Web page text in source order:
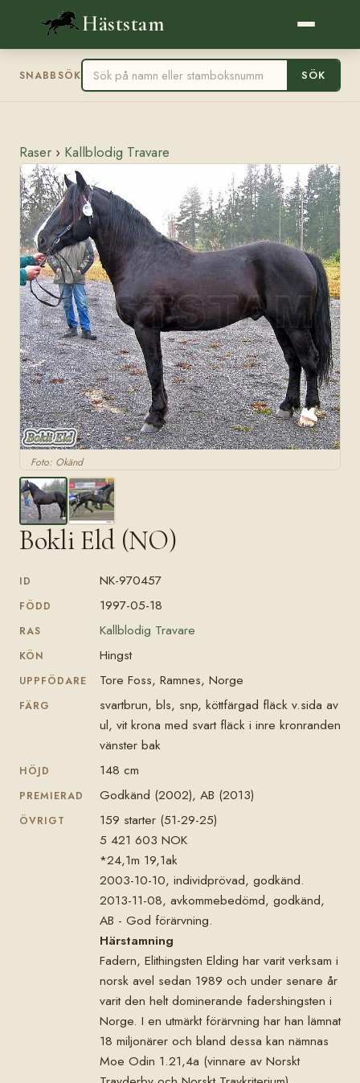
Häststam
SNABBSÖK SÖK
Raser › Kallblodig Travare
Foto: Okänd
Bokli Eld (NO)
ID NK-970457
FÖDD 1997-05-18
RAS Kallblodig Travare
KÖN Hingst
UPPFÖDARE Tore Foss, Ramnes, Norge
FÄRG
svartbrun, bls, snp, köttfärgad fläck v.sida av
ul, vit krona med svart fläck i inre kronranden
vänster bak
HÖJD 148 cm
PREMIERAD Godkänd (2002), AB (2013)
ÖVRIGT
159 starter (51-29-25)
5 421 603 NOK
*24,1m 19,1ak
2003-10-10, individprövad, godkänd.
2013-11-08, avkommebedömd, godkänd,
AB - God förärvning.
Härstamning
Fadern, Elithingsten Elding har varit verksam i
norsk avel sedan 1989 och under senare år
varit den helt dominerande fadershingsten i
Norge. I en utmärkt förärvning har han lämnat
18 miljonärer och bland dessa kan nämnas
Moe Odin 1.21,4a (vinnare av Norskt